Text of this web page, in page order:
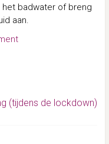
badwater of breng
aan.
(tijdens de lockdown)